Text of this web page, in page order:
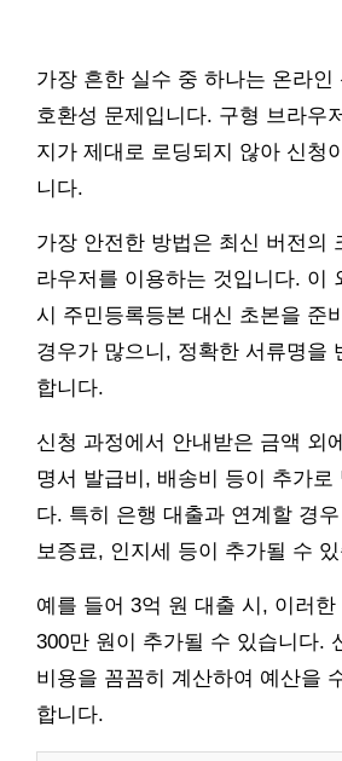
가장 흔한 실수 중 하나는 온라인
호환성 문제입니다. 구형 브라우
지가 제대로 로딩되지 않아 신청
니다.
가장 안전한 방법은 최신 버전의
라우저를 이용하는 것입니다. 이
시 주민등록등본 대신 초본을 준
경우가 많으니, 정확한 서류명을
합니다.
신청 과정에서 안내받은 금액 외
명서 발급비, 배송비 등이 추가로
다. 특히 은행 대출과 연계할 경
보증료, 인지세 등이 추가될 수
예를 들어 3억 원 대출 시, 이러한
300만 원이 추가될 수 있습니다.
비용을 꼼꼼히 계산하여 예산을
합니다.